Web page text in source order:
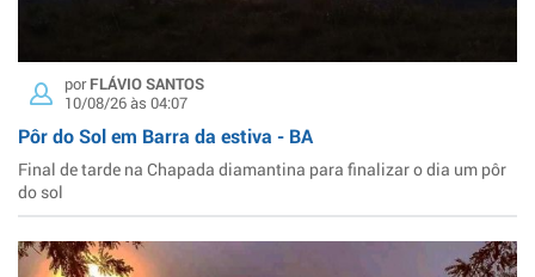
porFLÁVIO SANTOS
10/08/26 às 04:07
Pôr do Sol em Barra da estiva - BA
Final de tarde na Chapada diamantina para finalizar o dia um pôr
do sol